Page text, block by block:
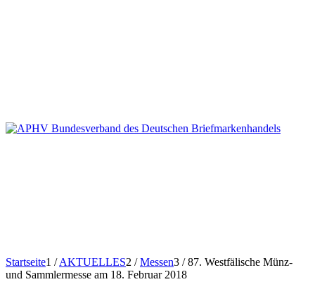
Startseite1 / AKTUELLES2 / Messen3 / 87. Westfälische Münz-
und Sammlermesse am 18. Februar 2018